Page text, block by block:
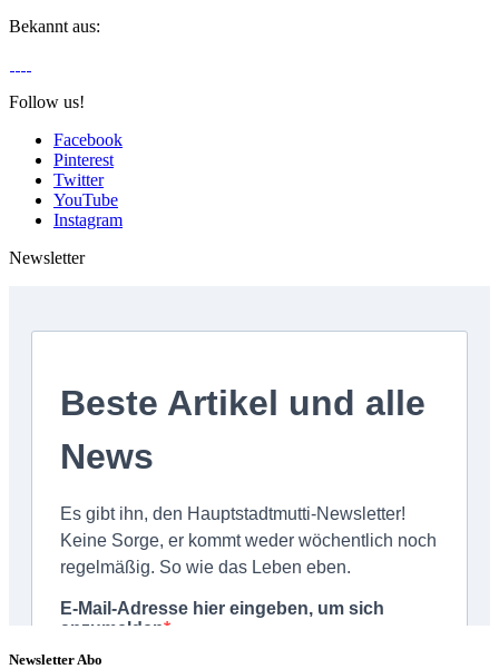
Bekannt aus:
Follow us!
Facebook
Pinterest
Twitter
YouTube
Instagram
Newsletter
Newsletter Abo